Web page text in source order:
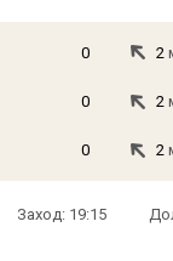
0 2
0 2
0 2
Заход: 19:15